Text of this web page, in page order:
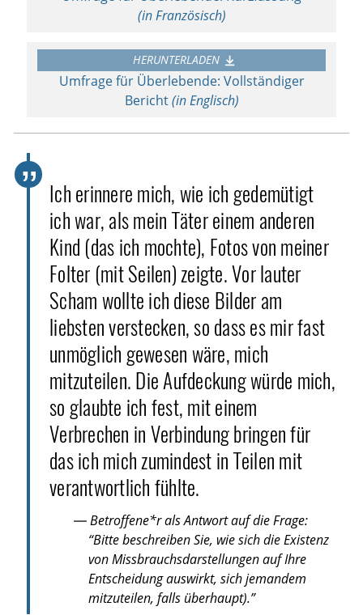
(in Französisch)
HERUNTERLADEN
Umfrage für Überlebende: Vollständiger
Bericht(in Englisch)
Ich erinnere mich, wie ich gedemütigt
ich war, als mein Täter einem anderen
Kind (das ich mochte), Fotos von meiner
Folter (mit Seilen) zeigte. Vor lauter
Scham wollte ich diese Bilder am
liebsten verstecken, so dass es mir fast
unmöglich gewesen wäre, mich
mitzuteilen. Die Aufdeckung würde mich,
so glaubte ich fest, mit einem
Verbrechen in Verbindung bringen für
das ich mich zumindest in Teilen mit
verantwortlich fühlte.
— Betroffene*r als Antwort auf die Frage:
“Bitte beschreiben Sie, wie sich die Existenz
von Missbrauchsdarstellungen auf Ihre
Entscheidung auswirkt, sich jemandem
mitzuteilen, falls überhaupt).”